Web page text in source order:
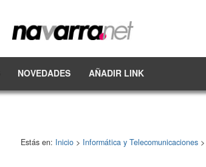
NOVEDADES AÑADIR LINK
Estás en: Inicio> Informática y Telecomunicaciones>